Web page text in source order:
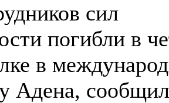
сил
погибли в
в
Адена,